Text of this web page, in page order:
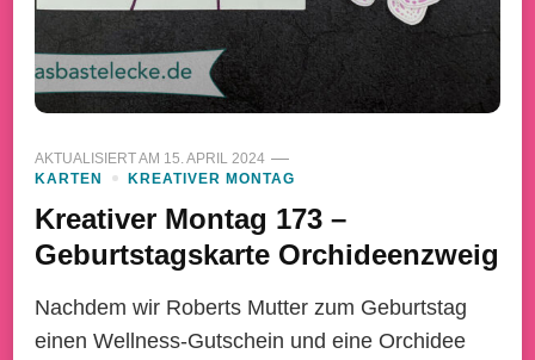
AKTUALISIERT AM 15. APRIL 2024
KARTEN
KREATIVER MONTAG
Kreativer Montag 173 –
Geburtstagskarte Orchideenzweig
Nachdem wir Roberts Mutter zum Geburtstag
einen Wellness-Gutschein und eine Orchidee